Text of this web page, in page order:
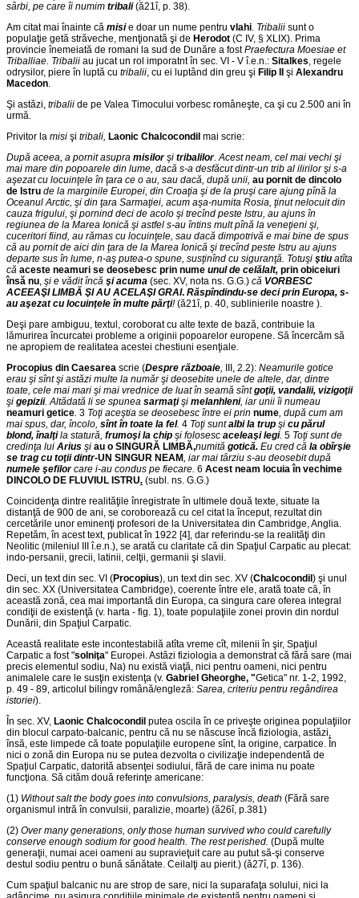
sârbi, pe care îi numim tribali (ă21î, p. 38).
Am citat mai înainte că misie doar un nume pentru vlahi. Tribalii sunt o
populaţie getă străveche, menţionată şi de Herodot (C IV, § XLIX). Prima
provincie înemeiată de romani la sud de Dunăre a fostPraefectura Moesiae et
Triballiae. Tribalii au jucat un rol imporatnt în sec. VI - V î.e.n.: Sitalkes, regele
odrysilor, piere în luptă cu tribalii, cu ei luptând din greu şi Filip II şi Alexandru
Macedon.
Şi astăzi, tribalii de pe Valea Timocului vorbesc româneşte, ca şi cu 2.500 ani în
urmă.
Privitor la misi şi tribali, Laonic Chalcocondil mai scrie:
După aceea, a pornit asupra misilorşi tribalilor. Acest neam, cel mai vechi şi
mai mare din popoarele din lume, dacă s-a desfăcut dintr-un trib al ilirilor şi s-a
aşezat cu locuinţele în ţara ce o au, sau dacă, după unii, au pornit de dincolo
de Istru de la marginile Europei, din Croaţia şi de la pruşi care ajung pînă la
Oceanul Arctic, şi din ţara Sarmaţiei, acum aşa-numita Rosia, ţinut nelocuit din
cauza frigului, şi pornind deci de acolo şi trecînd peste Istru, au ajuns în
regiunea de la Marea Ionică şi astfel s-au întins mult pînă la veneţieni şi,
cuceritori fiind, au rămas cu locuinţele, sau dacă dimpotrivă e mai bine de spus
că au pornit de aici din ţara de la Marea Ionică şi trecînd peste Istru au ajuns
departe sus în lume, n-aş putea-o spune, susţinînd cu siguranţă. Totuşi ştiu atîta
că aceste neamuri se deosebesc prin nume unul de celălalt, prin obiceiuri
însă nu, şi e vădit încă şi acuma (sec. XV, nota ns. G.G.) că VORBESC
ACEEAŞI LIMBĂ ŞI AU ACELAŞI GRAI. Răspîndindu-se deci prin Europa, s-
au aşezat cu locuinţele în multe părţi!(ă21î, p. 40, sublinierile noastre ).
Deşi pare ambiguu, textul, coroborat cu alte texte de bază, contribuie la
lămurirea încurcatei probleme a originii popoarelor europene. Să încercăm să
ne apropiem de realitatea acestei chestiuni esenţiale.
Procopius din Caesarea scrie (Despre războaie, III, 2.2): Neamurile gotice
erau şi sînt şi astăzi multe la număr şi deosebite unele de altele, dar, dintre
toate, cele mai mari şi mai vrednice de luat în seamă sîntgoţii, vandalii, vizigoţii
şi gepizii. Altădată li se spunea sarmaţişi melanhleni, iar unii îi numeau
neamuri getice. 3 Toţi aceştia se deosebesc între ei prin nume, după cum am
mai spus, dar, încolo, sînt în toate la fel. 4 Toţi suntalbi la trup şi cu părul
blond, înalţila statură, frumoşi la chip şi folosesc aceleaşi legi. 5 Toţi sunt de
credinţa lui Arius şi au o SINGURĂ LIMBĂ,numită gotică. Eu cred că la obîrşie
se trag cu toţii dintr-UN SINGUR NEAM, iar mai târziu s-au deosebit după
numele şefilorcare i-au condus pe fiecare. 6 Acest neam locuia în vechime
DINCOLO DE FLUVIUL ISTRU. (subl. ns. G.G.)
Coincidenţa dintre realităţile înregistrate în ultimele două texte, situate la
distanţă de 900 de ani, se coroborează cu cel citat la început, rezultat din
cercetările unor eminenţi profesori de la Universitatea din Cambridge, Anglia.
Repetăm, în acest text, publicat în 1922 [4], dar referindu-se la realităţi din
Neolitic (mileniul III î.e.n.), se arată cu claritate că din Spaţiul Carpatic au plecat:
indo-persanii, grecii, latinii, celţii, germanii şi slavii.
Deci, un text din sec. VI (Procopius), un text din sec. XV (Chalcocondil ) şi unul
din sec. XX (Universitatea Cambridge), coerente între ele, arată toate că, în
această zonă, cea mai importantă din Europa, ca singura care oferea integral
condiţii de existenţă (v. harta - fig. 1), toate populaţiile zonei provin din nordul
Dunării, din Spaţiul Carpatic.
Această realitate este incontestabilă atîta vreme cît, milenii în şir, Spaţiul
Carpatic a fost "solniţa" Europei. Astăzi fiziologia a demonstrat că fără sare (mai
precis elementul sodiu, Na) nu există viaţă, nici pentru oameni, nici pentru
animalele care le susţin existenţa (v. Gabriel Gheorghe, "Getica" nr. 1-2, 1992,
p. 49 - 89, articolul bilingv română/engleză: Sarea, criteriu pentru regândirea
istoriei).
În sec. XV, Laonic Chalcocondil putea oscila în ce priveşte originea populaţiilor
din blocul carpato-balcanic, pentru că nu se născuse încă fiziologia, astăzi,
însă, este limpede că toate populaţiile europene sînt, la origine, carpatice. În
nici o zonă din Europa nu se putea dezvolta o civilizaţie independentă de
Spaţiul Carpatic, datorită absenţei sodiului, fără de care inima nu poate
funcţiona. Să cităm două referinţe americane:
(1) Without salt the body goes into convulsions, paralysis, death (Fără sare
organismul intră în convulsii, paralizie, moarte) (ă26î, p.381)
(2) Over many generations, only those human survived who could carefully
conserve enough sodium for good health. The rest perished. (După multe
generaţii, numai acei oameni au supravieţuit care au putut să-şi conserve
destul sodiu pentru o bună sănătate. Ceilalţi au pierit.) (ă27î, p. 136).
Cum spaţiul balcanic nu are strop de sare, nici la suparafaţa solului, nici la